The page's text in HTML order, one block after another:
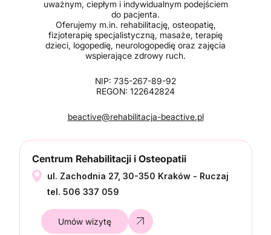
uważnym, ciepłym i indywidualnym podejściem
do pacjenta.
Oferujemy m.in. rehabilitację, osteopatię,
fizjoterapię specjalistyczną, masaże, terapię
dzieci, logopedię, neurologopedię oraz zajęcia
wspierające zdrowy ruch.
NIP: 735-267-89-92
REGON: 122642824
beactive@rehabilitacja-beactive.pl
Centrum Rehabilitacji i Osteopatii
ul. Zachodnia 27, 30-350 Kraków - Ruczaj
tel. 506 337 059
Umów wizytę